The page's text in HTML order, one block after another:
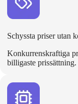
Schyssta priser utan
Konkurrenskraftiga
billigaste prissättning.